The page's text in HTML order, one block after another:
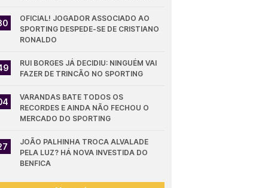
OFICIAL! JOGADOR ASSOCIADO AO
SPORTING DESPEDE-SE DE CRISTIANO
RONALDO
RUI BORGES JÁ DECIDIU: NINGUÉM VAI
FAZER DE TRINCÃO NO SPORTING
VARANDAS BATE TODOS OS
RECORDES E AINDA NÃO FECHOU O
MERCADO DO SPORTING
JOÃO PALHINHA TROCA ALVALADE
PELA LUZ? HÁ NOVA INVESTIDA DO
BENFICA